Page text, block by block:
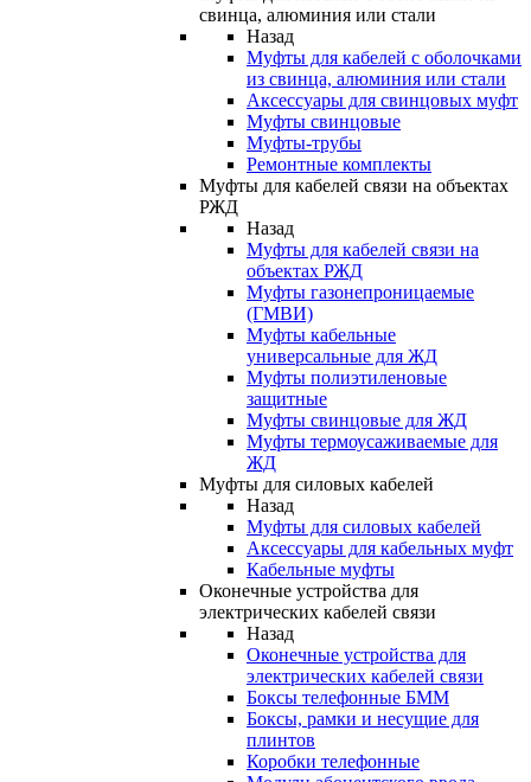
свинца, алюминия или стали
Назад
Муфты для кабелей с оболочками
из свинца, алюминия или стали
Аксессуары для свинцовых муфт
Муфты свинцовые
Муфты-трубы
Ремонтные комплекты
Муфты для кабелей связи на объектах
РЖД
Назад
Муфты для кабелей связи на
объектах РЖД
Муфты газонепроницаемые
(ГМВИ)
Муфты кабельные
универсальные для ЖД
Муфты полиэтиленовые
защитные
Муфты свинцовые для ЖД
Муфты термоусаживаемые для
ЖД
Муфты для силовых кабелей
Назад
Муфты для силовых кабелей
Аксессуары для кабельных муфт
Кабельные муфты
Оконечные устройства для
электрических кабелей связи
Назад
Оконечные устройства для
электрических кабелей связи
Боксы телефонные БММ
Боксы, рамки и несущие для
плинтов
Коробки телефонные